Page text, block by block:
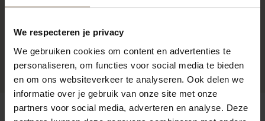
We respecteren je privacy
We gebruiken cookies om content en advertenties te
personaliseren, om functies voor social media te bieden
en om ons websiteverkeer te analyseren. Ook delen we
informatie over je gebruik van onze site met onze
partners voor social media, adverteren en analyse. Deze
STOFSTAAL PIQUET 15 |
VANAF € 0,99
ONZE MERKEN